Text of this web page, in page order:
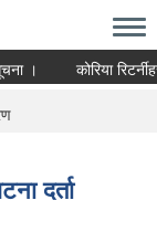
। कोरिया
दर्ता